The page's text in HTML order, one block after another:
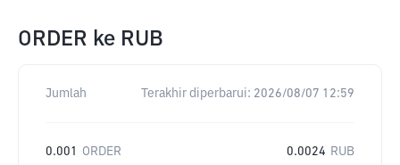
ORDER ke RUB
Jumlah Terakhir diperbarui: 2026/08/07 12:59
0.001 ORDER 0.0024 RUB